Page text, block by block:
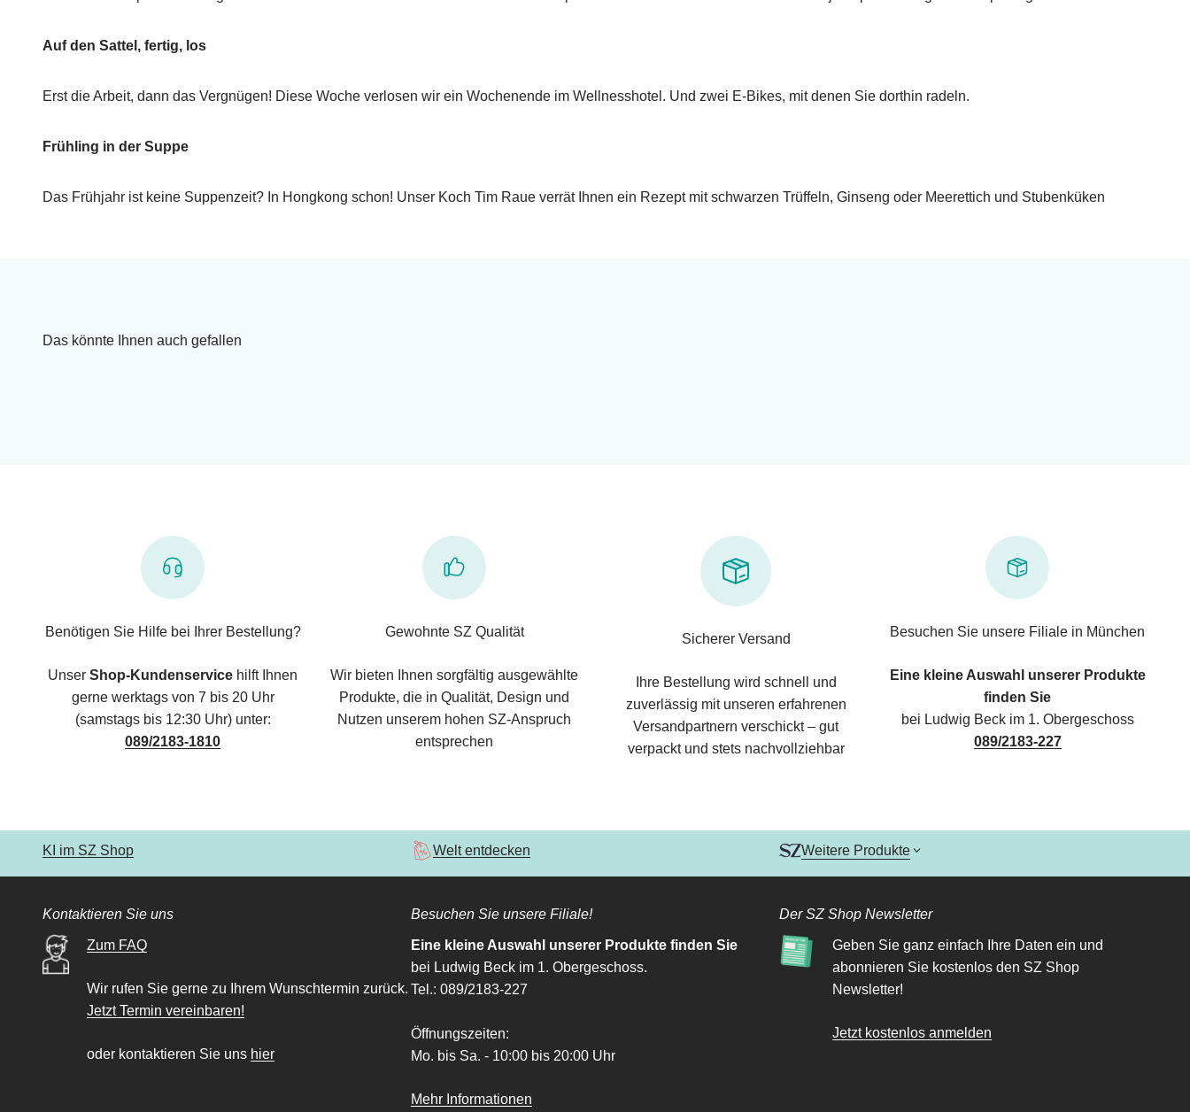
Auf den Sattel, fertig, los
Erst die Arbeit, dann das Vergnügen! Diese Woche verlosen wir ein Wochenende im Wellnesshotel. Und zwei E-Bikes, mit denen Sie dorthin radeln.
Frühling in der Suppe
Das Frühjahr ist keine Suppenzeit? In Hongkong schon! Unser Koch Tim Raue verrät Ihnen ein Rezept mit schwarzen Trüffeln, Ginseng oder Meerettich und Stubenküken
Das könnte Ihnen auch gefallen
Benötigen Sie Hilfe bei Ihrer Bestellung?
Unser Shop-Kundenservice hilft Ihnen
gerne werktags von 7 bis 20 Uhr
(samstags bis 12:30 Uhr) unter:
089/2183-1810
Gewohnte SZ Qualität
Wir bieten Ihnen sorgfältig ausgewählte
Produkte, die in Qualität, Design und
Nutzen unserem hohen SZ-Anspruch
entsprechen
Sicherer Versand
Ihre Bestellung wird schnell und
zuverlässig mit unseren erfahrenen
Versandpartnern verschickt – gut
verpackt und stets nachvollziehbar
Besuchen Sie unsere Filiale in München
Eine kleine Auswahl unserer Produkte
finden Sie
bei Ludwig Beck im 1. Obergeschoss
089/2183-227
KI im SZ Shop Welt entdecken Weitere Produkte
Kontaktieren Sie uns
Zum FAQ
Wir rufen Sie gerne zu Ihrem Wunschtermin zurück.
Jetzt Termin vereinbaren!
oder kontaktieren Sie uns hier
Besuchen Sie unsere Filiale!
Eine kleine Auswahl unserer Produkte finden Sie
bei Ludwig Beck im 1. Obergeschoss.
Tel.: 089/2183-227
Öffnungszeiten:
Mo. bis Sa. - 10:00 bis 20:00 Uhr
Mehr Informationen
Der SZ Shop Newsletter
Geben Sie ganz einfach Ihre Daten ein und
abonnieren Sie kostenlos den SZ Shop
Newsletter!
Jetzt kostenlos anmelden